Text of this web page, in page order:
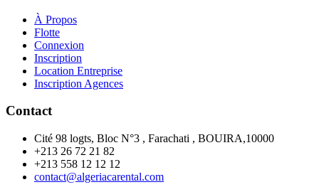
À Propos
Flotte
Connexion
Inscription
Location Entreprise
Inscription Agences
Contact
Cité 98 logts, Bloc N°3 , Farachati , BOUIRA,10000
+213 26 72 21 82
+213 558 12 12 12
contact@algeriacarental.com